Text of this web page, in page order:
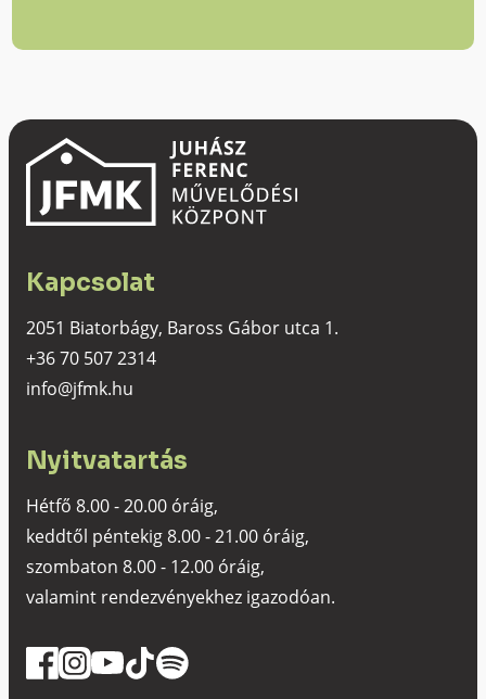
Kapcsolat
2051 Biatorbágy, Baross Gábor utca 1.
+36 70 507 2314
info@jfmk.hu
Nyitvatartás
Hétfő 8.00 - 20.00 óráig,
keddtől péntekig 8.00 - 21.00 óráig,
szombaton 8.00 - 12.00 óráig,
valamint rendezvényekhez igazodóan.